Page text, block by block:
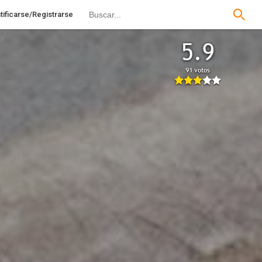
Registrarse
5.9
91 votos